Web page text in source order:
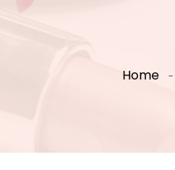
Home